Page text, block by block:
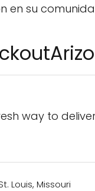
en su
way to
Louis, Missouri